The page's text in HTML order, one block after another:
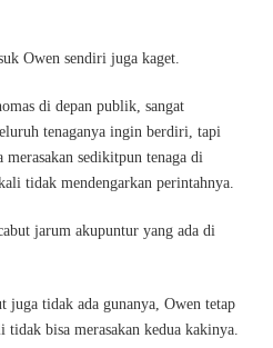
Owen sendiri juga kaget.
di depan publik, sangat
tenaganya ingin berdiri, tapi
sedikitpun tenaga di
tidak mendengarkan perintahnya.
jarum akupuntur yang ada di
juga tidak ada gunanya, Owen tetap
bisa merasakan kedua kakinya.